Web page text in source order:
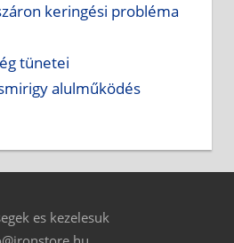
keringési probléma
tünetei
alulműködés
es kezelesuk